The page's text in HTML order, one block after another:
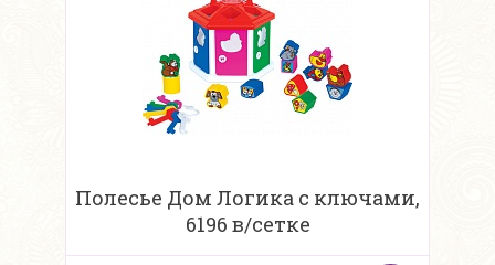
Полесье Дом Логика с ключами,
6196 в/сетке